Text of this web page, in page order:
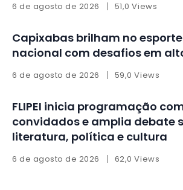
6 de agosto de 2026 51,0 Views
Capixabas brilham no
nacional com desafios em
6 de agosto de 2026 59,0 Views
FLIPEI inicia programação
convidados e amplia debate
literatura, política e cultura
6 de agosto de 2026 62,0 Views